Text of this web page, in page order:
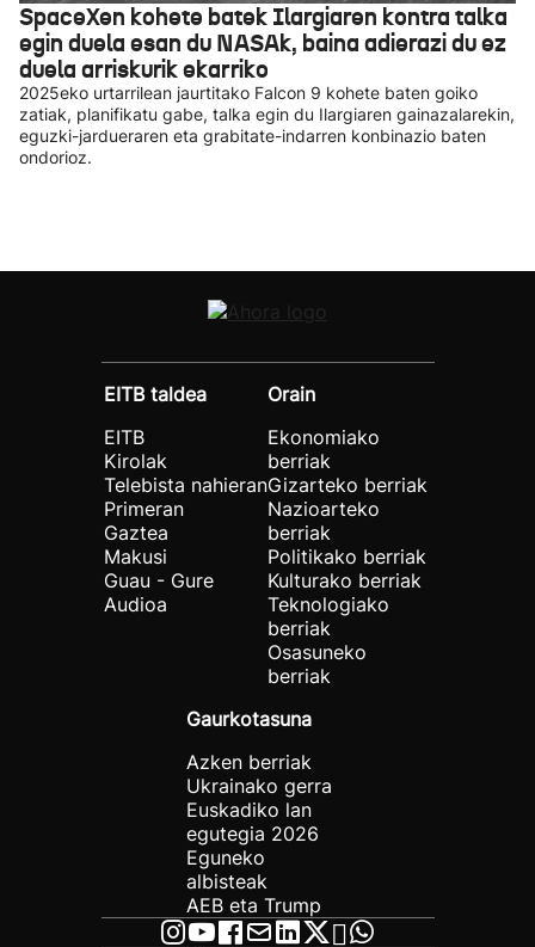
SpaceXen kohete batek Ilargiaren kontra talka
egin duela esan du NASAk, baina adierazi du ez
duela arriskurik ekarriko
2025eko urtarrilean jaurtitako Falcon 9 kohete baten goiko
zatiak, planifikatu gabe, talka egin du Ilargiaren gainazalarekin,
eguzki-jardueraren eta grabitate-indarren konbinazio baten
ondorioz.
EITB taldea
EITB
Kirolak
Telebista nahieran
Primeran
Gaztea
Makusi
Guau - Gure
Audioa
Orain
Ekonomiako
berriak
Gizarteko berriak
Nazioarteko
berriak
Politikako berriak
Kulturako berriak
Teknologiako
berriak
Osasuneko
berriak
Gaurkotasuna
Azken berriak
Ukrainako gerra
Euskadiko lan
egutegia 2026
Eguneko
albisteak
AEB eta Trump